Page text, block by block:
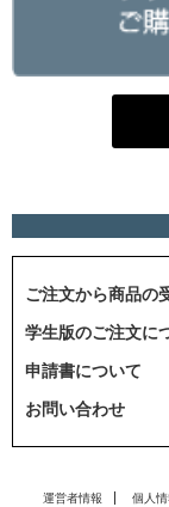
ご注文から商品の
学生版のご注文に
申請書について
お問い合わせ
運営者情報 個人